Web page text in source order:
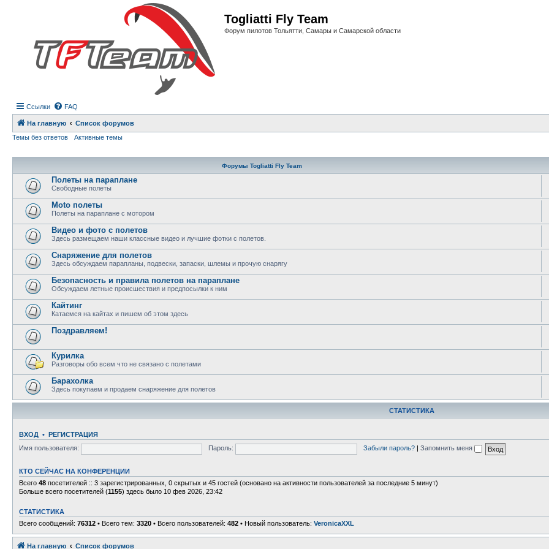
Togliatti Fly Team
Форум пилотов Тольятти, Самары и Самарской области
Ссылки FAQ
На главную
Список форумов
Темы без ответов
Активные темы
Форумы Togliatti Fly Team
Полеты на параплане
Свободные полеты
Moto полеты
Полеты на параплане с мотором
Видео и фото с полетов
Здесь размещаем наши классные видео и лучшие фотки с полетов.
Снаряжение для полетов
Здесь обсуждаем парапланы, подвески, запаски, шлемы и прочую снарягу
Безопасность и правила полетов на параплане
Обсуждаем летные происшествия и предпосылки к ним
Кайтинг
Катаемся на кайтах и пишем об этом здесь
Поздравляем!
Курилка
Разговоры обо всем что не связано с полетами
Барахолка
Здесь покупаем и продаем снаряжение для полетов
СТАТИСТИКА
ВХОД • РЕГИСТРАЦИЯ
Имя пользователя:
Пароль: Забыли пароль? Запомнить меня
КТО СЕЙЧАС НА КОНФЕРЕНЦИИ
Всего 48 посетителей :: 3 зарегистрированных, 0 скрытых и 45 гостей (основано на активности пользователей за последние 5 минут)
Больше всего посетителей (1155) здесь было 10 фев 2026, 23:42
СТАТИСТИКА
Всего сообщений: 76312 • Всего тем: 3320 • Всего пользователей: 482 • Новый пользователь: VeronicaXXL
На главную Список форумов
Связаться с